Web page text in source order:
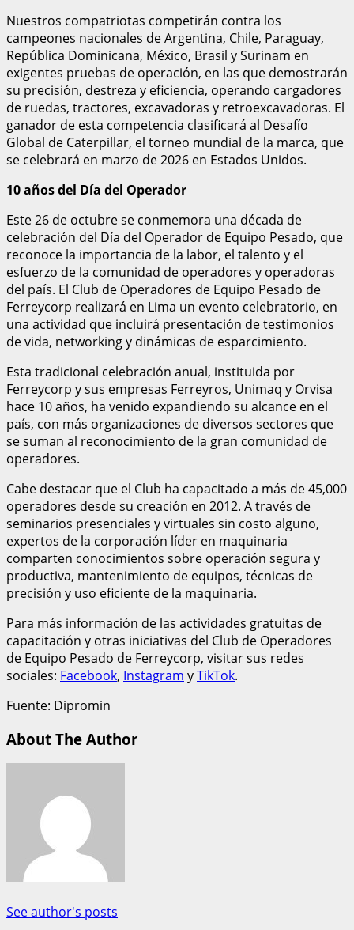
Nuestros compatriotas competirán contra los
campeones nacionales de Argentina, Chile, Paraguay,
República Dominicana, México, Brasil y Surinam en
exigentes pruebas de operación, en las que demostrarán
su precisión, destreza y eficiencia, operando cargadores
de ruedas, tractores, excavadoras y retroexcavadoras. El
ganador de esta competencia clasificará al Desafío
Global de Caterpillar, el torneo mundial de la marca, que
se celebrará en marzo de 2026 en Estados Unidos.
10 años del Día del Operador
Este 26 de octubre se conmemora una década de
celebración del Día del Operador de Equipo Pesado, que
reconoce la importancia de la labor, el talento y el
esfuerzo de la comunidad de operadores y operadoras
del país. El Club de Operadores de Equipo Pesado de
Ferreycorp realizará en Lima un evento celebratorio, en
una actividad que incluirá presentación de testimonios
de vida, networking y dinámicas de esparcimiento.
Esta tradicional celebración anual, instituida por
Ferreycorp y sus empresas Ferreyros, Unimaq y Orvisa
hace 10 años, ha venido expandiendo su alcance en el
país, con más organizaciones de diversos sectores que
se suman al reconocimiento de la gran comunidad de
operadores.
Cabe destacar que el Club ha capacitado a más de 45,000
operadores desde su creación en 2012. A través de
seminarios presenciales y virtuales sin costo alguno,
expertos de la corporación líder en maquinaria
comparten conocimientos sobre operación segura y
productiva, mantenimiento de equipos, técnicas de
precisión y uso eficiente de la maquinaria.
Para más información de las actividades gratuitas de
capacitación y otras iniciativas del Club de Operadores
de Equipo Pesado de Ferreycorp, visitar sus redes
sociales: Facebook, Instagram yTikTok.
Fuente: Dipromin
About The Author
See author's posts